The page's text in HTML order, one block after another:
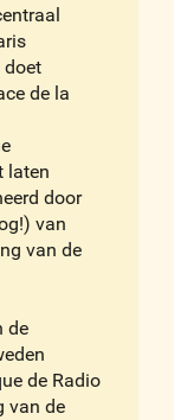
doet
de la
laten
door
van
van de
de
de Radio
van de